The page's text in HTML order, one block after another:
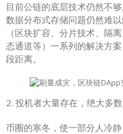
目前公链的底层技术仍然不
数据分布式存储问题仍然难
（区块扩容、分片技术、隔
态通道等）一系列的解决方
段距离。
2. 投机者大量存在，绝大多
币圈的寒冬，使一部分人冷